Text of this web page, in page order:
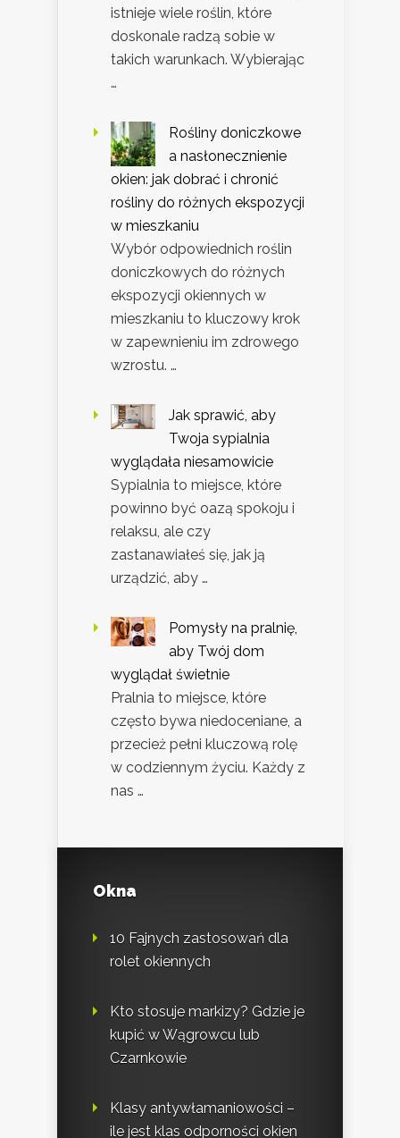
istnieje wiele roślin, które
doskonale radzą sobie w
takich warunkach. Wybierając
…
Rośliny doniczkowe
a nasłonecznienie
okien: jak dobrać i chronić
rośliny do różnych ekspozycji
w mieszkaniu
Wybór odpowiednich roślin
doniczkowych do różnych
ekspozycji okiennych w
mieszkaniu to kluczowy krok
w zapewnieniu im zdrowego
wzrostu. …
Jak sprawić, aby
Twoja sypialnia
wyglądała niesamowicie
Sypialnia to miejsce, które
powinno być oazą spokoju i
relaksu, ale czy
zastanawiałeś się, jak ją
urządzić, aby …
Pomysły na pralnię,
aby Twój dom
wyglądał świetnie
Pralnia to miejsce, które
często bywa niedoceniane, a
przecież pełni kluczową rolę
w codziennym życiu. Każdy z
nas …
Okna
10 Fajnych zastosowań dla
rolet okiennych
Kto stosuje markizy? Gdzie je
kupić w Wągrowcu lub
Czarnkowie
Klasy antywłamaniowości –
ile jest klas odporności okien